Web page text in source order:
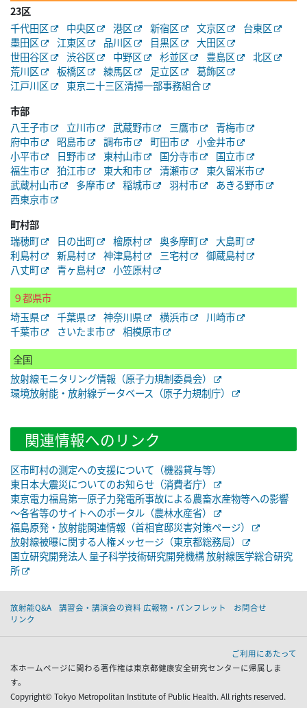
23区
千代田区
中央区 港区 新宿区 文京区
台東区
墨田区
江東区 品川区 目黒区
大田区
世田谷区
渋谷区 中野区 杉並区 豊島区
北区
荒川区
板橋区 練馬区 足立区
葛飾区
江戸川区
東京二十三区清掃一部事務組合
市部
八王子市
立川市 武蔵野市 三鷹市
青梅市
府中市
昭島市 調布市 町田市
小金井市
小平市
日野市 東村山市 国分寺市
国立市
福生市
狛江市 東大和市 清瀬市
東久留米市
武蔵村山市
多摩市 稲城市 羽村市
あきる野市
西東京市
町村部
瑞穂町
日の出町 檜原村 奥多摩町
大島町
利島村
新島村 神津島村 三宅村
御蔵島村
八丈町
青ヶ島村
小笠原村
９都県市
埼玉県
千葉県 神奈川県 横浜市
川崎市
千葉市
さいたま市
相模原市
全国
放射線モニタリング情報（原子力規制委員会）
環境放射能・放射線データベース（原子力規制庁）
関連情報へのリンク
区市町村の測定への支援について（機器貸与等）
東日本大震災についてのお知らせ（消費者庁）
東京電力福島第一原子力発電所事故による農畜水産物等への影響
～各省等のサイトへのポータル（農林水産省）
福島原発・放射能関連情報（首相官邸災害対策ページ）
放射線被曝に関する人権メッセージ（東京都総務局）
国立研究開発法人 量子科学技術研究開発機構 放射線医学総合研究
所
放射能Q&A 講習会・講演会の資料 広報物・パンフレット
お問合せ
リンク
ご利用にあたって
本ホームページに関わる著作権は東京都健康安全研究センターに帰属しま
す。
Copyright© Tokyo Metropolitan Institute of Public Health. All rights reserved.